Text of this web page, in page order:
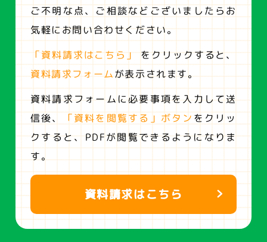
ご不明な点、ご相談などございましたらお
気軽にお問い合わせください。
「資料請求はこちら」
をクリックすると、
資料請求フォームが表示されます。
資料請求フォームに必要事項を入力して送
信後、
「資料を閲覧する」ボタン をクリッ
クすると、 PDFが閲覧できるようになりま
す。
資料請求はこちら